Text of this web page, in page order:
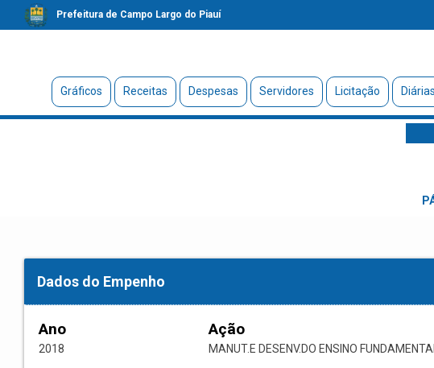
Prefeitura de Campo Largo do Piauí
Gráficos Receitas Despesas Servidores Licitação Diárias
Dados do Empenho
Ano
2018
Ação
MANUT.E DESENV.DO ENSINO